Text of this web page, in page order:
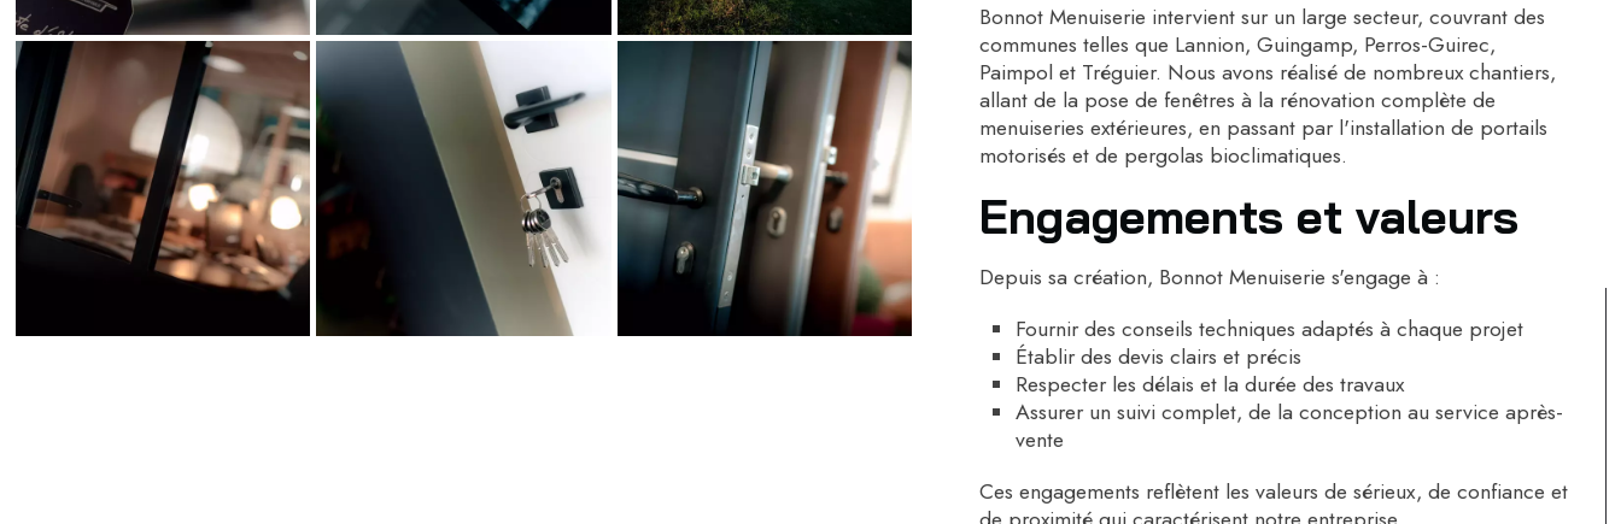
Bonnot Menuiserie intervient sur un large secteur, couvrant des
communes telles que Lannion, Guingamp, Perros-Guirec,
Paimpol et Tréguier. Nous avons réalisé de nombreux chantiers,
allant de la pose de fenêtres à la rénovation complète de
menuiseries extérieures, en passant par l'installation de portails
motorisés et de pergolas bioclimatiques.
Engagements et valeurs
Depuis sa création, Bonnot Menuiserie s'engage à :
Fournir des conseils techniques adaptés à chaque projet
Établir des devis clairs et précis
Respecter les délais et la durée des travaux
Assurer un suivi complet, de la conception au service après-
vente
Ces engagements reflètent les valeurs de sérieux, de confiance et